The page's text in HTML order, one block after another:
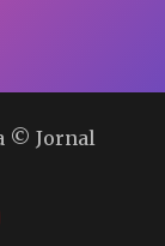
© Jornal